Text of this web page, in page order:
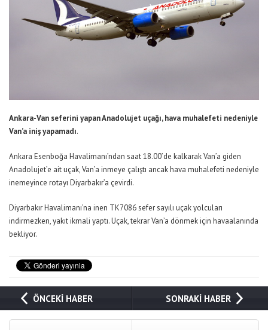
Ankara-Van seferini yapan Anadolujet uçağı, hava muhalefeti nedeniyle
Van’a iniş yapamadı.
Ankara Esenboğa Havalimanı’ndan saat 18.00’de kalkarak Van’a giden
Anadolujet’e ait uçak, Van’a inmeye çalıştı ancak hava muhalefeti nedeniyle
inemeyince rotayı Diyarbakır’a çevirdi.
Diyarbakır Havalimanı’na inen TK7086 sefer sayılı uçak yolcuları
indirmezken, yakıt ikmali yaptı. Uçak, tekrar Van’a dönmek için havaalanında
bekliyor.
ÖNCEKİ HABER SONRAKİ HABER